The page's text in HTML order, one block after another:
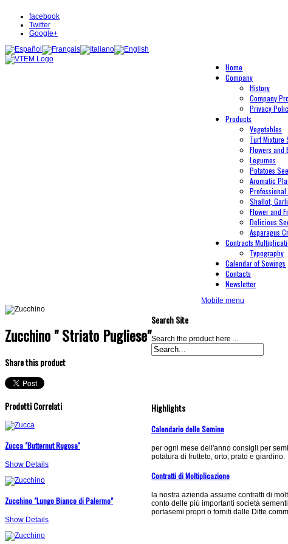
facebook
Twitter
Google+
Home
Company
History
Company
Privacy
Products
Vegetables
Turf Mixture
Flowers and
Legumes
Potatoes
Aromatic
Professional
Shallot,
Flower and
Delicious
Asparagus
Contracts
Typography
Calendar of Sowings
Contacts
Newsletter
Mobile menu
Zucchino " Striato Pugliese"
Share this product
Prodotti Correlati
Zucca "Butternut Rugosa"
Show Details
Zucchino "Lungo Bianco di Palermo"
Show Details
Search Site
Search the product here ...
Highlights
Calendario delle Semine
per ogni mese dell'anno consigli per
potatura di frutteto, orto, prato e giardino.
Contratti di Moltiplicazione
la nostra azienda assume contratti di
conto delle più importanti società
portasemi propri o forniti dalle Ditte